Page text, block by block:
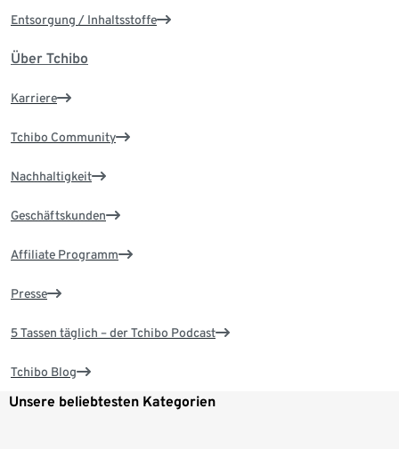
Entsorgung / Inhaltsstoffe
Über Tchibo
Karriere
Tchibo Community
Nachhaltigkeit
Geschäftskunden
Affiliate Programm
Presse
5 Tassen täglich – der Tchibo Podcast
Tchibo Blog
Unsere beliebtesten Kategorien